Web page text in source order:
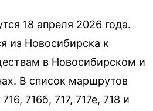
18 апреля 2026 года.
из Новосибирска к
в Новосибирском и
В список маршрутов
716б, 717, 717е, 718 и